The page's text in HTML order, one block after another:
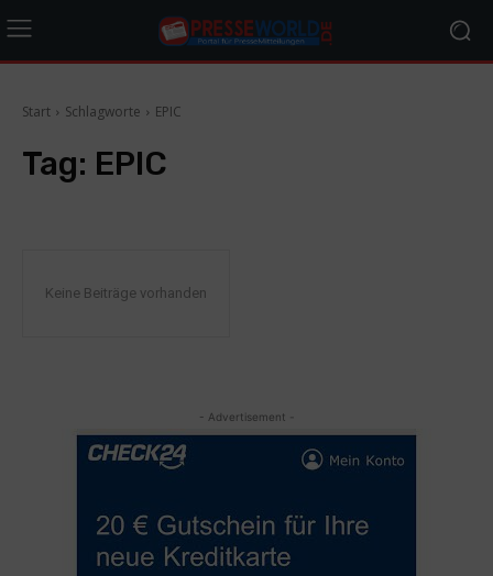
Start Schlagworte EPIC
Tag: EPIC
Keine Beiträge vorhanden
- Advertisement -